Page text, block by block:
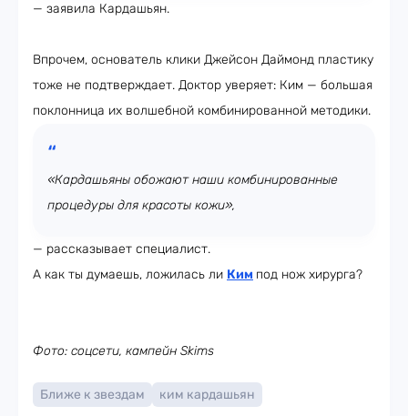
— заявила Кардашьян.
Впрочем, основатель клики Джейсон Даймонд пластику
тоже не подтверждает. Доктор уверяет: Ким — большая
поклонница их волшебной комбинированной методики.
«Кардашьяны обожают наши комбинированные
процедуры для красоты кожи»,
— рассказывает специалист.
А как ты думаешь, ложилась ли Ким под нож хирурга?
Фото: соцсети, кампейн Skims
Ближе к звездам ким кардашьян